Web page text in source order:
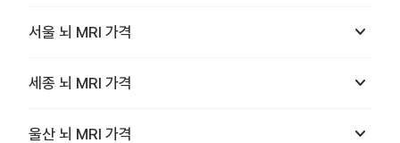
서울 뇌 MRI 가격 keyboard_arrow_down
세종 뇌 MRI 가격 keyboard_arrow_down
울산 뇌 MRI 가격 keyboard_arrow_down